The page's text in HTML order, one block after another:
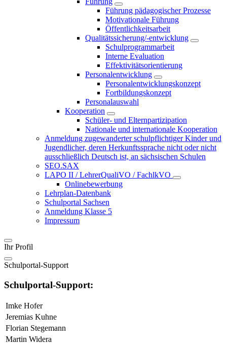
Führung pädagogischer Prozesse
Motivationale Führung
Öffentlichkeitsarbeit
Qualitätssicherung/-entwicklung
Schulprogrammarbeit
Interne Evaluation
Effektivitätsorientierung
Personalentwicklung
Personalentwicklungskonzept
Fortbildungskonzept
Personalauswahl
Kooperation
Schüler- und Elternpartizipation
Nationale und internationale Kooperation
Anmeldung zugewanderter schulpflichtiger Kinder und
Jugendlicher, deren Herkunftssprache nicht oder nicht
ausschließlich Deutsch ist, an sächsischen Schulen
SEO.SAX
LAPO II / LehrerQualiVO / FachlkVO
Onlinebewerbung
Lehrplan-Datenbank
Schulportal Sachsen
Anmeldung Klasse 5
Impressum
Ihr Profil
Schulportal-Support
Schulportal-Support:
Imke Hofer
Jeremias Kuhne
Florian Stegemann
Martin Widera